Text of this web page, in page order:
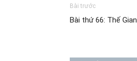
Bài trước
Bài thứ 66: Thế Gian